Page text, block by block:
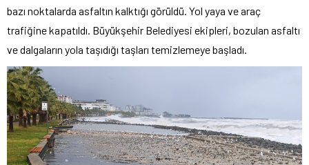
bazı noktalarda asfaltın kalktığı görüldü. Yol yaya ve araç
trafiğine kapatıldı. Büyükşehir Belediyesi ekipleri, bozulan asfaltı
ve dalgaların yola taşıdığı taşları temizlemeye başladı.